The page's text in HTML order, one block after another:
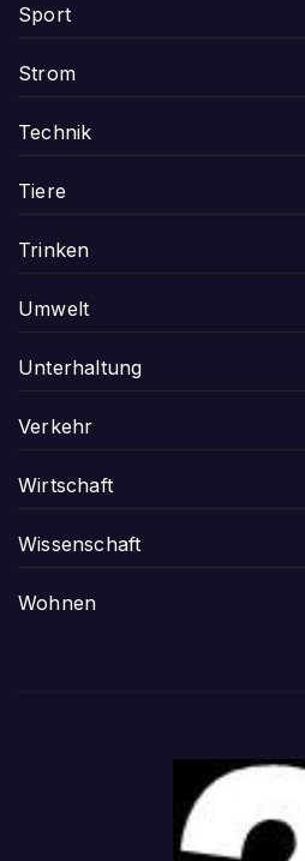
Sport
Strom
Technik
Tiere
Trinken
Umwelt
Unterhaltung
Verkehr
Wirtschaft
Wissenschaft
Wohnen